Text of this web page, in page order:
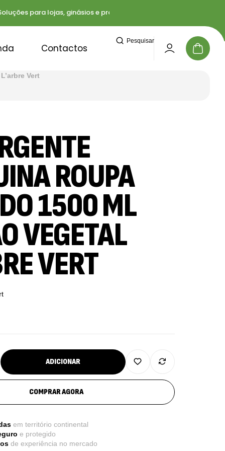
para lojas, ginásios e profissionais
Contactos
Pesquisar
Vert
ROUPA
1500 ML
VEGETAL
VERT
ADICIONAR
COMPRAR AGORA
em território continental
e protegido
de experiência no mercado
Magnesium + B6 P-5-P 90 Cápsulas
€